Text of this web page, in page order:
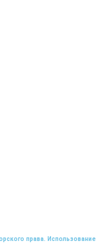
права. Использование